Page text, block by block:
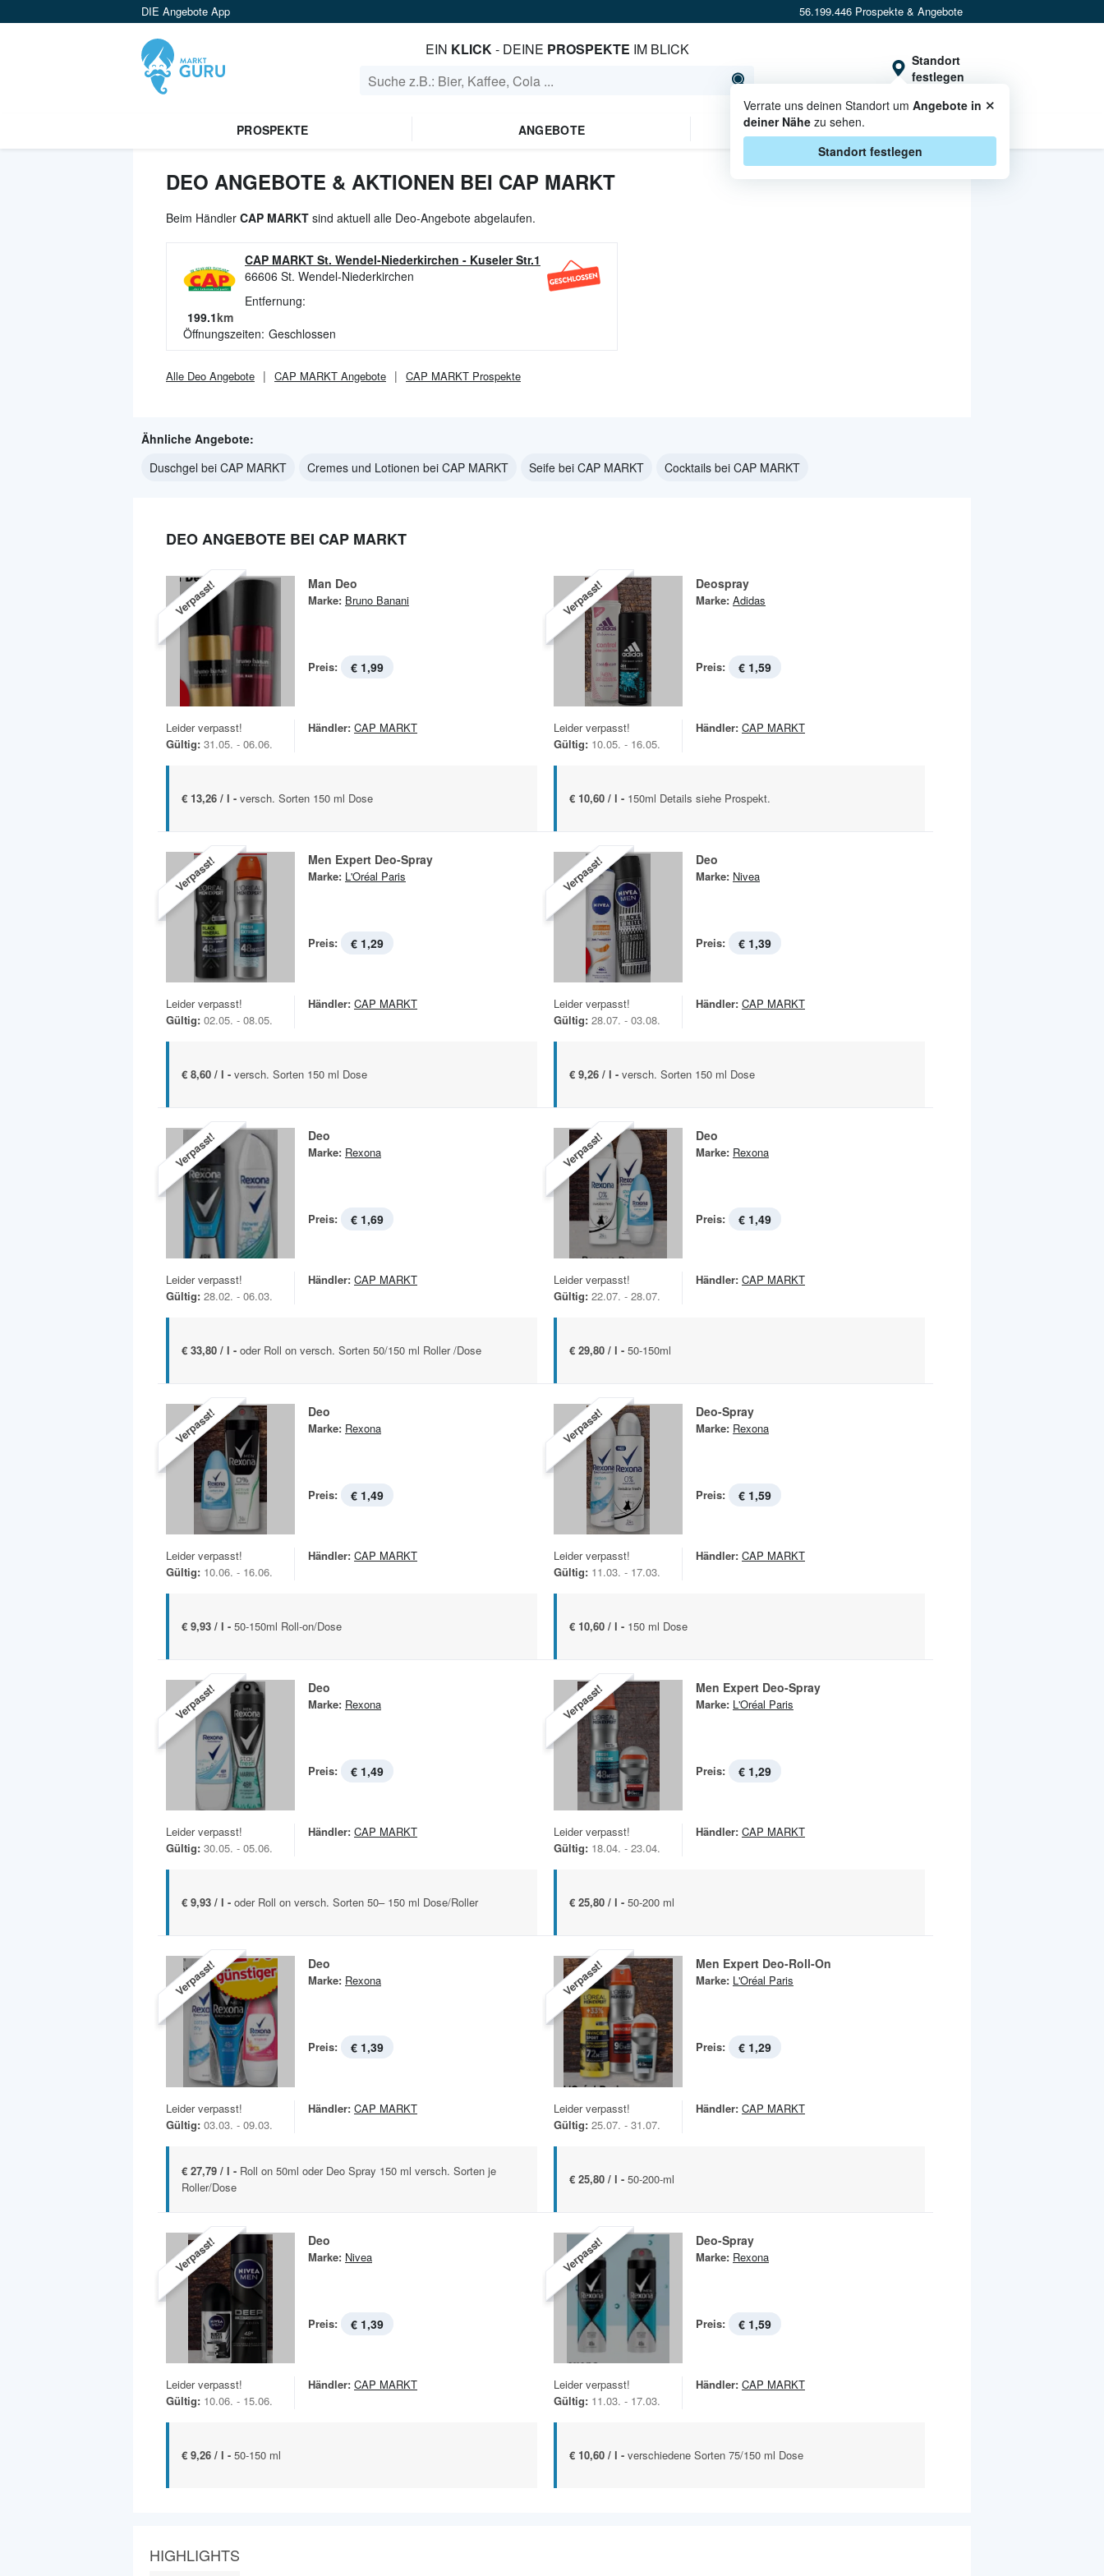
DIE Angebote App 56.199.446 Prospekte & Angebote
EIN KLICK- DEINE PROSPEKTE IM BLICK
Standort
festlegen
Verrate uns deinen Standort umAngebote in
deiner Nähe zu sehen.
Standort festlegen
×
PROSPEKTE ANGEBOTE CASHBACK
DEO ANGEBOTE & AKTIONEN BEI CAP MARKT
Beim Händler CAP MARKT sind aktuell alle Deo-Angebote abgelaufen.
CAP MARKT St. Wendel-Niederkirchen - Kuseler Str.1
66606 St. Wendel-Niederkirchen
Entfernung:
199.1km
Öffnungszeiten: Geschlossen
Alle Deo Angebote CAP MARKT Angebote CAP MARKT Prospekte
Ähnliche Angebote:
Duschgel bei CAP MARKT
Cremes und Lotionen bei CAP MARKT Seife bei CAP MARKT Cocktails bei CAP MARKT
DEO ANGEBOTE BEI CAP MARKT
Verpasst! Man Deo
Marke: Bruno Banani
Preis: € 1,99
Leider verpasst!
Gültig: 31.05. - 06.06.
Händler: CAP MARKT
€ 13,26 / l - versch. Sorten 150 ml Dose
Verpasst! Deospray
Marke: Adidas
Preis: € 1,59
Leider verpasst!
Gültig: 10.05. - 16.05.
Händler: CAP MARKT
€ 10,60 / l - 150ml Details siehe Prospekt.
Verpasst! Men Expert Deo-Spray
Marke: L'Oréal Paris
Preis: € 1,29
Leider verpasst!
Gültig: 02.05. - 08.05.
Händler: CAP MARKT
€ 8,60 / l - versch. Sorten 150 ml Dose
Verpasst! Deo
Marke: Nivea
Preis: € 1,39
Leider verpasst!
Gültig: 28.07. - 03.08.
Händler: CAP MARKT
€ 9,26 / l - versch. Sorten 150 ml Dose
Verpasst! Deo
Marke: Rexona
Preis: € 1,69
Leider verpasst!
Gültig: 28.02. - 06.03.
Händler: CAP MARKT
€ 33,80 / l - oder Roll on versch. Sorten 50/150 ml Roller /Dose
Verpasst! Deo
Marke: Rexona
Preis: € 1,49
Leider verpasst!
Gültig: 22.07. - 28.07.
Händler: CAP MARKT
€ 29,80 / l - 50-150ml
Verpasst! Deo
Marke: Rexona
Preis: € 1,49
Leider verpasst!
Gültig: 10.06. - 16.06.
Händler: CAP MARKT
€ 9,93 / l - 50-150ml Roll-on/Dose
Verpasst! Deo-Spray
Marke: Rexona
Preis: € 1,59
Leider verpasst!
Gültig: 11.03. - 17.03.
Händler: CAP MARKT
€ 10,60 / l - 150 ml Dose
Verpasst! Deo
Marke: Rexona
Preis: € 1,49
Leider verpasst!
Gültig: 30.05. - 05.06.
Händler: CAP MARKT
€ 9,93 / l - oder Roll on versch. Sorten 50– 150 ml Dose/Roller
Verpasst! Men Expert Deo-Spray
Marke: L'Oréal Paris
Preis: € 1,29
Leider verpasst!
Gültig: 18.04. - 23.04.
Händler: CAP MARKT
€ 25,80 / l - 50-200 ml
Verpasst! Deo
Marke: Rexona
Preis: € 1,39
Leider verpasst!
Gültig: 03.03. - 09.03.
Händler: CAP MARKT
€ 27,79 / l - Roll on 50ml oder Deo Spray 150 ml versch. Sorten je
Roller/Dose
Verpasst! Men Expert Deo-Roll-On
Marke: L'Oréal Paris
Preis: € 1,29
Leider verpasst!
Gültig: 25.07. - 31.07.
Händler: CAP MARKT
€ 25,80 / l - 50-200-ml
Verpasst! Deo
Marke: Nivea
Preis: € 1,39
Leider verpasst!
Gültig: 10.06. - 15.06.
Händler: CAP MARKT
€ 9,26 / l - 50-150 ml
Verpasst! Deo-Spray
Marke: Rexona
Preis: € 1,59
Leider verpasst!
Gültig: 11.03. - 17.03.
Händler: CAP MARKT
€ 10,60 / l - verschiedene Sorten 75/150 ml Dose
HIGHLIGHTS